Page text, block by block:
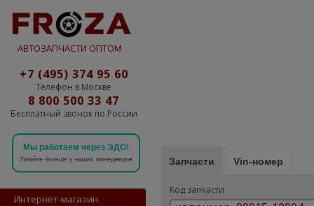
АВТОЗАПЧАСТИ ОПТОМ
+7 (495) 374 95 60
Телефон в Москве
8 800 500 33 47
Бесплатный звонок по России
Мы работаем через ЭДО!
Узнайте больше у наших менеджеров
Интернет-магазин
Запчасти Vin-номер
Код запчасти